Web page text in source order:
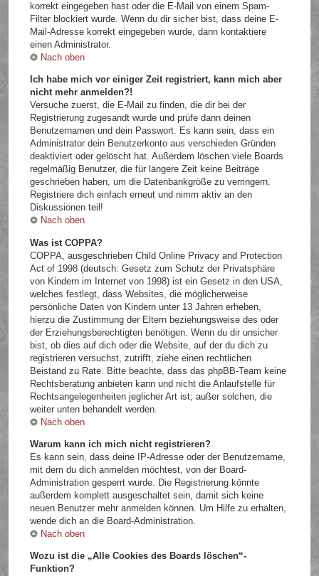
korrekt eingegeben hast oder die E-Mail von einem Spam-
Filter blockiert wurde. Wenn du dir sicher bist, dass deine E-
Mail-Adresse korrekt eingegeben wurde, dann kontaktiere
einen Administrator.
Nach oben
Ich habe mich vor einiger Zeit registriert, kann mich aber
nicht mehr anmelden?!
Versuche zuerst, die E-Mail zu finden, die dir bei der
Registrierung zugesandt wurde und prüfe dann deinen
Benutzernamen und dein Passwort. Es kann sein, dass ein
Administrator dein Benutzerkonto aus verschieden Gründen
deaktiviert oder gelöscht hat. Außerdem löschen viele Boards
regelmäßig Benutzer, die für längere Zeit keine Beiträge
geschrieben haben, um die Datenbankgröße zu verringern.
Registriere dich einfach erneut und nimm aktiv an den
Diskussionen teil!
Nach oben
Was ist COPPA?
COPPA, ausgeschrieben Child Online Privacy and Protection
Act of 1998 (deutsch: Gesetz zum Schutz der Privatsphäre
von Kindern im Internet von 1998) ist ein Gesetz in den USA,
welches festlegt, dass Websites, die möglicherweise
persönliche Daten von Kindern unter 13 Jahren erheben,
hierzu die Zustimmung der Eltern beziehungsweise des oder
der Erziehungsberechtigten benötigen. Wenn du dir unsicher
bist, ob dies auf dich oder die Website, auf der du dich zu
registrieren versuchst, zutrifft, ziehe einen rechtlichen
Beistand zu Rate. Bitte beachte, dass das phpBB-Team keine
Rechtsberatung anbieten kann und nicht die Anlaufstelle für
Rechtsangelegenheiten jeglicher Art ist; außer solchen, die
weiter unten behandelt werden.
Nach oben
Warum kann ich mich nicht registrieren?
Es kann sein, dass deine IP-Adresse oder der Benutzername,
mit dem du dich anmelden möchtest, von der Board-
Administration gesperrt wurde. Die Registrierung könnte
außerdem komplett ausgeschaltet sein, damit sich keine
neuen Benutzer mehr anmelden können. Um Hilfe zu erhalten,
wende dich an die Board-Administration.
Nach oben
Wozu ist die „Alle Cookies des Boards löschen“-
Funktion?